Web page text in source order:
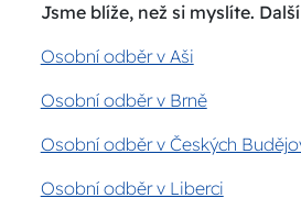
Jsme blíže, než si myslíte.
Osobní odběr v Aši
Osobní odběr v Brně
Osobní odběr v Českých
Osobní odběr v Liberci